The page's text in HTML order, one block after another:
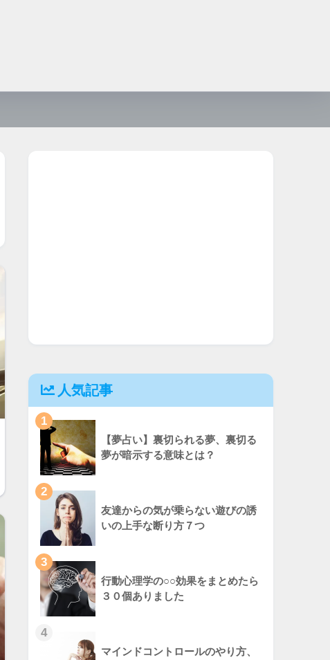
人気記事
1
【夢占い】裏切られる夢、裏切る
夢が暗示する意味とは？
2
友達からの気が乗らない遊びの誘
いの上手な断り方７つ
3
行動心理学の○○効果をまとめたら
３０個ありました
4
マインドコントロールのやり方、